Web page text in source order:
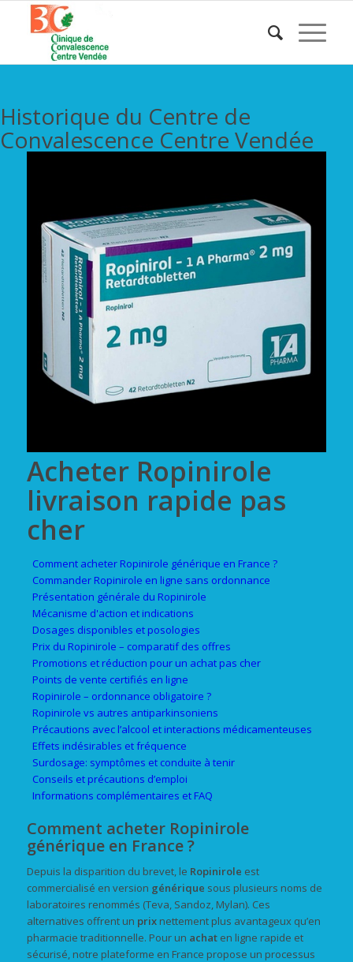
Historique du Centre de
Convalescence Centre Vendée
Acheter Ropinirole
livraison rapide pas
cher
Comment acheter Ropinirole générique en France ?
Commander Ropinirole en ligne sans ordonnance
Présentation générale du Ropinirole
Mécanisme d'action et indications
Dosages disponibles et posologies
Prix du Ropinirole – comparatif des offres
Promotions et réduction pour un achat pas cher
Points de vente certifiés en ligne
Ropinirole – ordonnance obligatoire ?
Ropinirole vs autres antiparkinsoniens
Précautions avec l’alcool et interactions médicamenteuses
Effets indésirables et fréquence
Surdosage: symptômes et conduite à tenir
Conseils et précautions d’emploi
Informations complémentaires et FAQ
Comment acheter Ropinirole
générique en France ?
Depuis la disparition du brevet, le Ropinirole est
commercialisé en version générique sous plusieurs noms de
laboratoires renommés (Teva, Sandoz, Mylan). Ces
alternatives offrent un prixnettement plus avantageux qu’en
pharmacie traditionnelle. Pour un achaten ligne rapide et
sécurisé, notre plateforme en France propose un processus